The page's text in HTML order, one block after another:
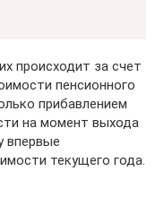
происходит за счет
пенсионного
прибавлением
на момент выхода
впервые
текущего года.